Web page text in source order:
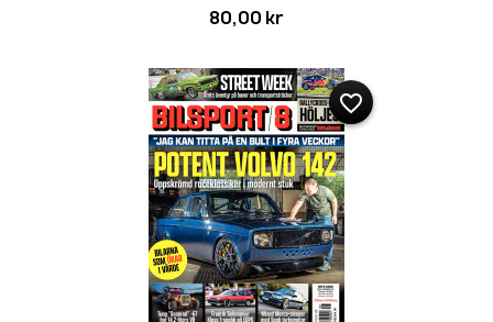
80,00 kr
favorite_border